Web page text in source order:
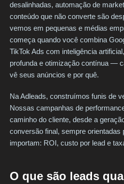
desalinhadas, automação de
conteúdo que não converte são
vemos em pequenas e médias
começa quando você combina
TikTok Ads com inteligência
profunda e otimização contínua —
vê seus anúncios e por quê.
Na Adleads, construímos funis de
Nossas campanhas de
caminho do cliente, desde a
conversão final, sempre orientadas
importam: ROI, custo por lead e
O que são leads